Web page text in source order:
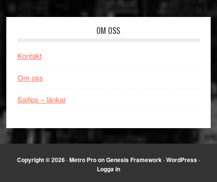
OM OSS
Kontakt
Om oss
Sajtips – länkar
Copyright © 2026 ·Metro ProonGenesis Framework ·WordPress ·
Logga in